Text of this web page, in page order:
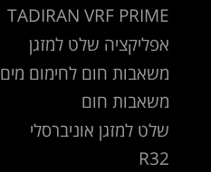
TADIRAN VRF PRIME
אפליקציה שלט למזגן
משאבות חום לחימום מים
משאבות חום
שלט למזגן אוניברסלי
R32